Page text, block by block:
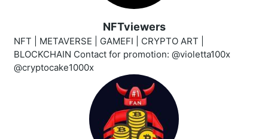
NFTviewers
NFT | METAVERSE | GAMEFI | CRYPTO ART |
BLOCKCHAIN Contact for promotion: @violetta100x
@cryptocake1000x